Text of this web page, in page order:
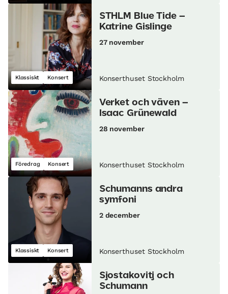
Klassiskt Konsert
STHLM Blue Tide –
Katrine Gislinge
27 november
Konserthuset Stockholm
Föredrag Konsert
Verket och väven –
Isaac Grünewald
28 november
Konserthuset Stockholm
Klassiskt Konsert
Schumanns andra
symfoni
2 december
Konserthuset Stockholm
Sjostakovitj och
Schumann